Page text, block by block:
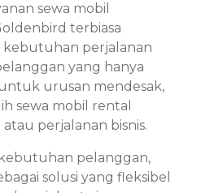
sewa mobil
terbiasa
kebutuhan perjalanan
yang hanya
urusan mendesak,
sewa mobil rental
perjalanan bisnis.
pelanggan,
solusi yang fleksibel